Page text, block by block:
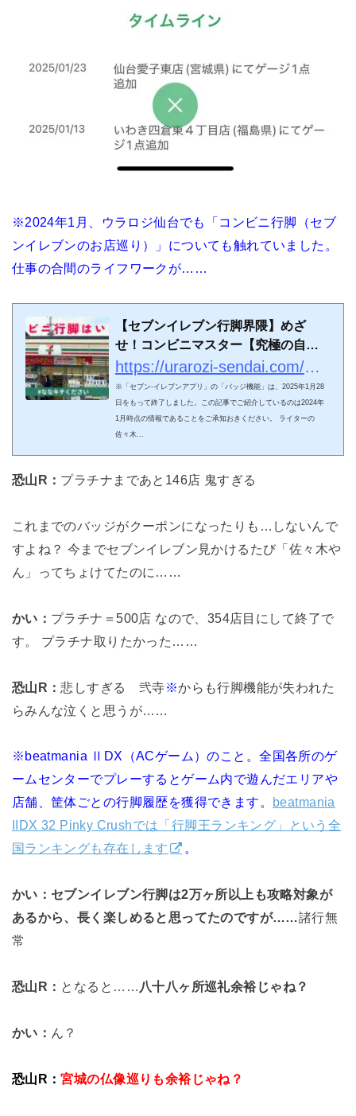
※2024年1月、ウラロジ仙台でも「コンビニ行脚（セブ
ンイレブンのお店巡り）」についても触れていました。
仕事の合間のライフワークが……
【セブンイレブン行脚界隈】めざ
せ！コンビニマスター【究極の自己
満】 - ウラロジ仙台
https://urarozi-sendai.com/culture/8392/
※「セブン-イレブンアプリ」の「バッジ機能」は、2025年1月28
日をもって終了しました。この記事でご紹介しているのは2024年
1月時点の情報であることをご承知おきください。 ライターの
佐々木...
恐山R： プラチナまであと146店 鬼すぎる
これまでのバッジがクーポンになったりも…しないんで
すよね？ 今までセブンイレブン見かけるたび「佐々木や
ん」ってちょけてたのに……
かい： プラチナ＝500店 なので、354店目にして終了で
す。 プラチナ取りたかった……
恐山R：悲しすぎる 弐寺※からも行脚機能が失われた
らみんな泣くと思うが……
※beatmania ⅡDX（ACゲーム）のこと。全国各所のゲ
ームセンターでプレーするとゲーム内で遊んだエリアや
店舗、筐体ごとの行脚履歴を獲得できます。
beatmania
IIDX 32 Pinky Crushでは「行脚王ランキング」という全
国ランキングも存在します
。
かい：セブンイレブン行脚は2万ヶ所以上も攻略対象が
あるから、長く楽しめると思ってたのですが……諸行無
常
恐山R： となると…… 八十八ヶ所巡礼余裕じゃね？
かい： ん？
恐山R：宮城の仏像巡りも余裕じゃね？